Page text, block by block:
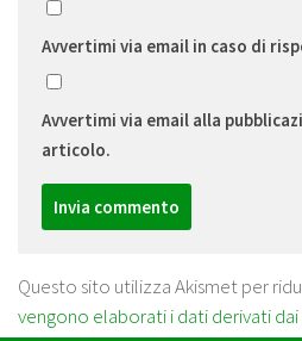
Avvertimi via email in caso di
Avvertimi via email alla
articolo.
Questo sito utilizza Akismet per
vengono elaborati i dati derivati